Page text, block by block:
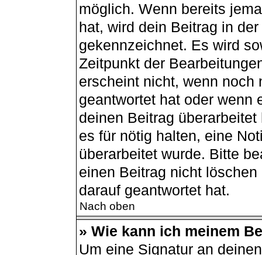
möglich. Wenn bereits
hat, wird dein Beitrag in
gekennzeichnet. Es wird
Zeitpunkt der
erscheint nicht, wenn noch
geantwortet hat oder wenn
deinen Beitrag
es für nötig halten, eine
überarbeitet wurde. Bitte
einen Beitrag nicht
darauf geantwortet hat.
Nach oben
» Wie kann ich meinem
Um eine Signatur an